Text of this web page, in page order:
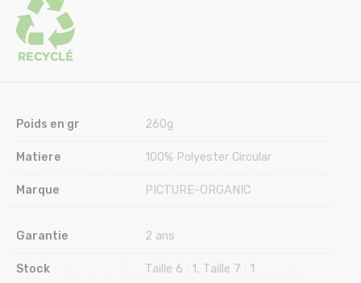
Poids en gr 260g
Matiere 100% Polyester Circular
Marque PICTURE-ORGANIC
Garantie 2 ans
Stock Taille 6 : 1, Taille 7 : 1